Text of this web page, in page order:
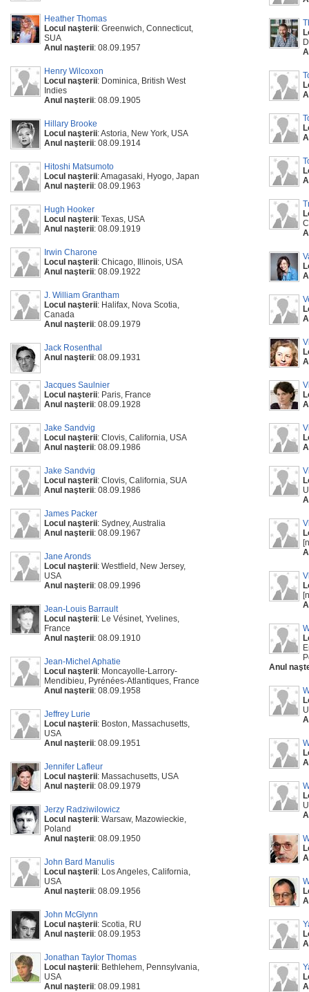
Heather Thomas
Locul naşterii: Greenwich, Connecticut,
SUA
Anul naşterii: 08.09.1957
Henry Wilcoxon
Locul naşterii: Dominica, British West
Indies
Anul naşterii: 08.09.1905
Hillary Brooke
Locul naşterii: Astoria, New York, USA
Anul naşterii: 08.09.1914
Hitoshi Matsumoto
Locul naşterii: Amagasaki, Hyogo, Japan
Anul naşterii: 08.09.1963
Hugh Hooker
Locul naşterii: Texas, USA
Anul naşterii: 08.09.1919
Irwin Charone
Locul naşterii: Chicago, Illinois, USA
Anul naşterii: 08.09.1922
J. William Grantham
Locul naşterii: Halifax, Nova Scotia,
Canada
Anul naşterii: 08.09.1979
Jack Rosenthal
Anul naşterii: 08.09.1931
Jacques Saulnier
Locul naşterii: Paris, France
Anul naşterii: 08.09.1928
Jake Sandvig
Locul naşterii: Clovis, California, USA
Anul naşterii: 08.09.1986
Jake Sandvig
Locul naşterii: Clovis, California, SUA
Anul naşterii: 08.09.1986
James Packer
Locul naşterii: Sydney, Australia
Anul naşterii: 08.09.1967
Jane Aronds
Locul naşterii: Westfield, New Jersey,
USA
Anul naşterii: 08.09.1996
Jean-Louis Barrault
Locul naşterii: Le Vésinet, Yvelines,
France
Anul naşterii: 08.09.1910
Jean-Michel Aphatie
Locul naşterii: Moncayolle-Larrory-
Mendibieu, Pyrénées-Atlantiques, France
Anul naşterii: 08.09.1958
Jeffrey Lurie
Locul naşterii: Boston, Massachusetts,
USA
Anul naşterii: 08.09.1951
Jennifer Lafleur
Locul naşterii: Massachusetts, USA
Anul naşterii: 08.09.1979
Jerzy Radziwilowicz
Locul naşterii: Warsaw, Mazowieckie,
Poland
Anul naşterii: 08.09.1950
John Bard Manulis
Locul naşterii: Los Angeles, California,
USA
Anul naşterii: 08.09.1956
John McGlynn
Locul naşterii: Scotia, RU
Anul naşterii: 08.09.1953
Jonathan Taylor Thomas
Locul naşterii: Bethlehem, Pennsylvania,
USA
Anul naşterii: 08.09.1981
Anul